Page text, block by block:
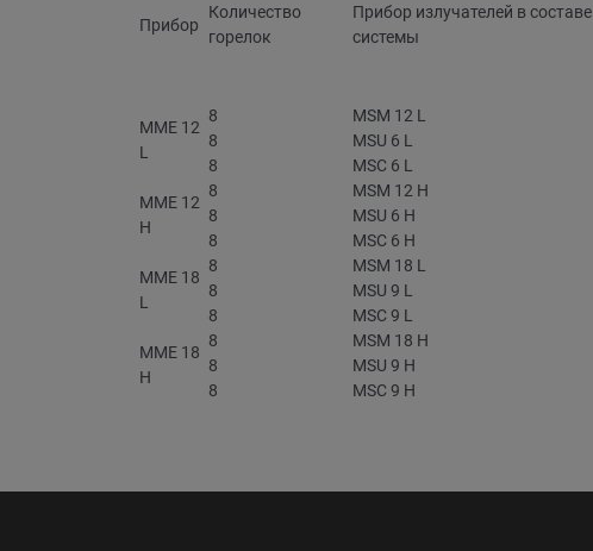
Прибор
Количество
горелок
Прибор излучателей в составе
системы
MME 12
L
8 MSM 12 L
8
MSU 6 L
8
MSC 6 L
MME 12
H
8 MSM 12 H
8
MSU 6 H
8
MSC 6 H
MME 18
L
8 MSM 18 L
8
MSU 9 L
8
MSC 9 L
MME 18
H
8 MSM 18 H
8
MSU 9 H
8
MSC 9 H